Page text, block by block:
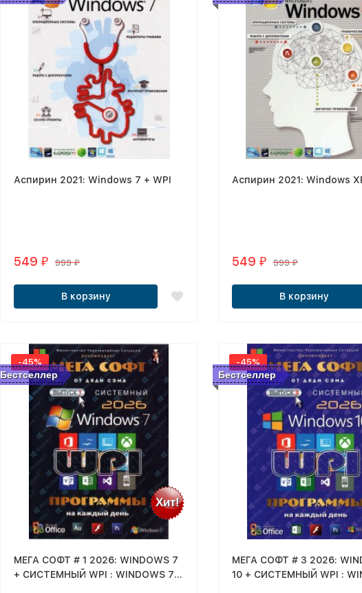
Аспирин 2021: Windows 7 + WPI
549₽ 999₽
В корзину
Аспирин 2021: Windows
549 ₽ 999₽
В корзину
Бестселлер
Хит!
-45%
МЕГА СОФТ # 1 2026: WINDOWS 7
+ СИСТЕМНЫЙ WPI : WINDOWS 7,
Бестселлер
-45%
МЕГА СОФТ # 3 2026:
10 + СИСТЕМНЫЙ WPI :